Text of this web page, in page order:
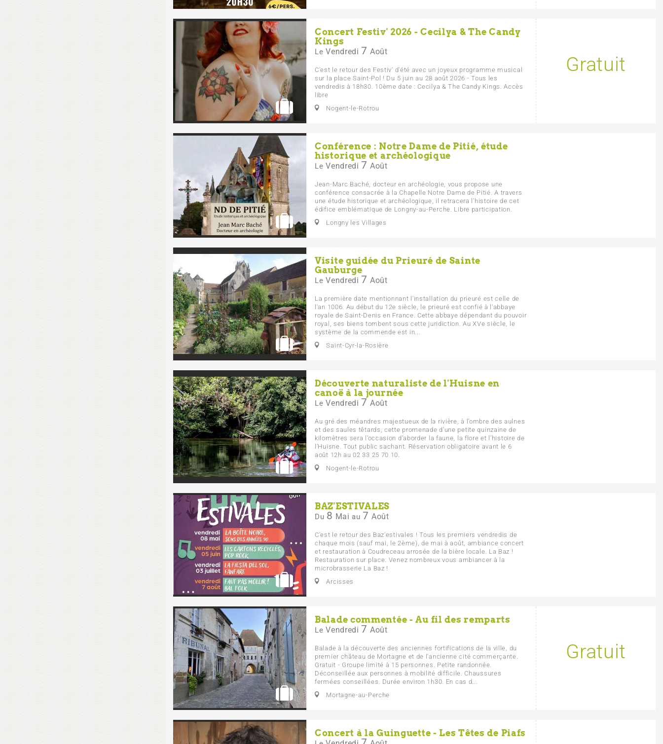
Concert Festiv' 2026 - Cecilya & The Candy
Kings
Le Vendredi 7 Août
C'est le retour des Festiv' d'été avec un joyeux programme musical
sur la place Saint-Pol ! Du 5 juin au 28 août 2026 - Tous les
vendredis à 18h30. 10ème date : Cecilya & The Candy Kings. Accès
libre
Nogent-le-Rotrou
Gratuit
Conférence : Notre Dame de Pitié, étude
historique et archéologique
Le Vendredi 7 Août
Jean-Marc Baché, docteur en archéologie, vous propose une
conférence consacrée à la Chapelle Notre Dame de Pitié. A travers
une étude historique et archéologique, il retracera l'histoire de cet
édifice emblématique de Longny-au-Perche. Libre participation.
Longny les Villages
Visite guidée du Prieuré de Sainte
Gauburge
Le Vendredi 7 Août
La première date mentionnant l'installation du prieuré est celle de
l'an 1006. Au début du 12e siècle, le prieuré est confié à l'abbaye
royale de Saint-Denis en France. Cette abbaye dépendant du pouvoir
royal, ses biens tombent sous cette juridiction. Au XVe siècle, le
système de la commende est in...
Saint-Cyr-la-Rosière
Découverte naturaliste de l'Huisne en
canoë à la journée
Le Vendredi 7 Août
Au gré des méandres majestueux de la rivière, à l’ombre des aulnes
et des saules têtards, cette promenade d’une petite quinzaine de
kilomètres sera l’occasion d’aborder la faune, la flore et l’histoire de
l’Huisne. Tout public sachant. Réservation obligatoire avant le 6
août 12h au 02 33 25 70 10.
Nogent-le-Rotrou
BAZ'ESTIVALES
Du 8 Mai au 7 Août
C'est le retour des Baz'estivales ! Tous les premiers vendredis de
chaque mois (sauf mai, le 2ème), de mai à août, ambiance concert
et restauration à Coudreceau arrosée de la bière locale. La Baz !
Restauration sur place. Venez nombreux vous ambiancer à la
microbrasserie La Baz !
Arcisses
Balade commentée - Au fil des remparts
Le Vendredi 7 Août
Balade à la découverte des anciennes fortifications de la ville, du
premier château de Mortagne et de l'ancienne cité commerçante.
Gratuit - Groupe limité à 15 personnes. Petite randonnée.
Déconseillée aux personnes à mobilité difficile. Chaussures
fermées conseillées. Durée environ 1h30. En cas d...
Mortagne-au-Perche
Gratuit
Concert à la Guinguette - Les Têtes de Piafs